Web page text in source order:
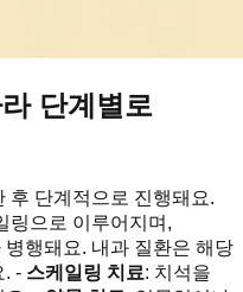
단계별로
후 단계적으로 진행돼요.
링으로 이루어지며,
행돼요. 내과 질환은 해당
. - 스케일링 치료: 치석을